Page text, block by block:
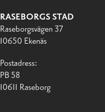
RASEBORGS STAD
Raseborgsvägen 37
10650 Ekenäs
Postadress:
PB 58
10611 Raseborg